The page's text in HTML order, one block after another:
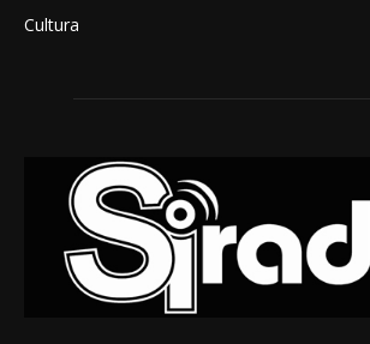
Cultura